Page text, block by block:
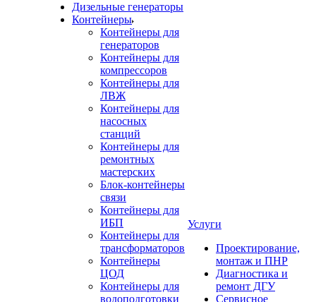
Дизельные генераторы
Контейнеры
Контейнеры для
генераторов
Контейнеры для
компрессоров
Контейнеры для
ЛВЖ
Контейнеры для
насосных
станций
Контейнеры для
ремонтных
мастерских
Блок-контейнеры
связи
Контейнеры для
ИБП
Контейнеры для
трансформаторов
Контейнеры
ЦОД
Контейнеры для
водоподготовки
Услуги
Проектирование,
монтаж и ПНР
Диагностика и
ремонт ДГУ
Сервисное